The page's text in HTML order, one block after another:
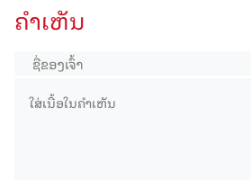
ຄໍາເຫັນ